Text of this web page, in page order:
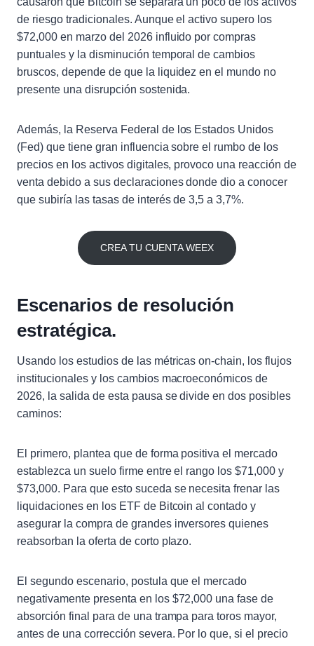
de riesgo tradicionales. Aunque el activo supero los
$72,000 en marzo del 2026 influido por compras
puntuales y la disminución temporal de cambios
bruscos, depende de que la liquidez en el mundo no
presente una disrupción sostenida.
Además, la Reserva Federal de los Estados Unidos
(Fed) que tiene gran influencia sobre el rumbo de los
precios en los activos digitales, provoco una reacción de
venta debido a sus declaraciones donde dio a conocer
que subiría las tasas de interés de 3,5 a 3,7%.
CREA TU CUENTA WEEX
Escenarios de resolución
estratégica.
Usando los estudios de las métricas on-chain, los flujos
institucionales y los cambios macroeconómicos de
2026, la salida de esta pausa se divide en dos posibles
caminos:
El primero, plantea que de forma positiva el mercado
establezca un suelo firme entre el rango los $71,000 y
$73,000. Para que esto suceda se necesita frenar las
liquidaciones en los ETF de Bitcoin al contado y
asegurar la compra de grandes inversores quienes
reabsorban la oferta de corto plazo.
El segundo escenario, postula que el mercado
negativamente presenta en los $72,000 una fase de
absorción final para de una trampa para toros mayor,
antes de una corrección severa. Por lo que, si el precio